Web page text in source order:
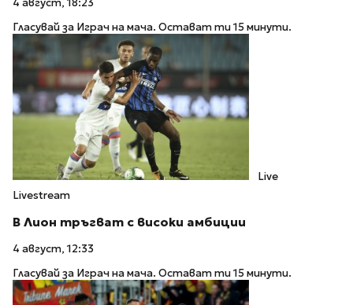
4 август, 18:23
Гласувай за Играч на мача. Остават ти 15 минути.
Live
Livestream
В Лион тръгват с високи амбиции
4 август, 12:33
Гласувай за Играч на мача. Остават ти 15 минути.